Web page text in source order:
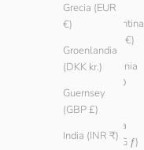
Grecia (EUR
€)
Groenlandia
(DKK kr.)
Guernsey
(GBP £)
India (INR ₹)
Argentina
(EUR €)
Armenia
(AMD
դր.)
Aruba
(AWG ƒ)